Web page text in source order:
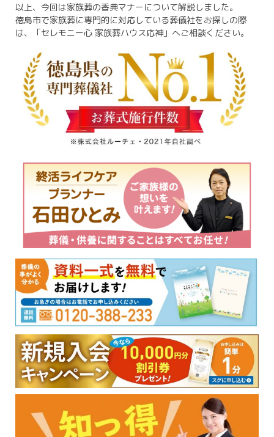
以上、今回は家族葬の香典マナーについて解説しました。
徳島市で家族葬に専門的に対応している葬儀社をお探しの際
は、「セレモニー心 家族葬ハウス応神」へご相談ください。